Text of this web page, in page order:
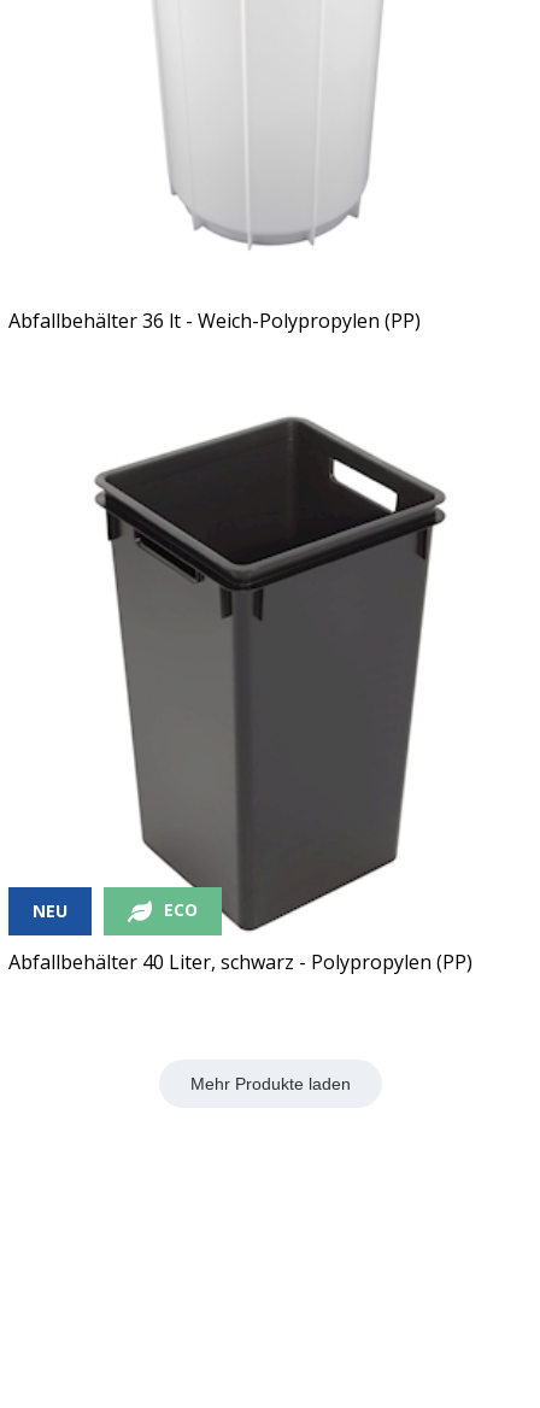
Abfallbehälter 36 lt - Weich-Polypropylen (PP)
NEU ECO
Abfallbehälter 40 Liter, schwarz - Polypropylen (PP)
Mehr Produkte laden